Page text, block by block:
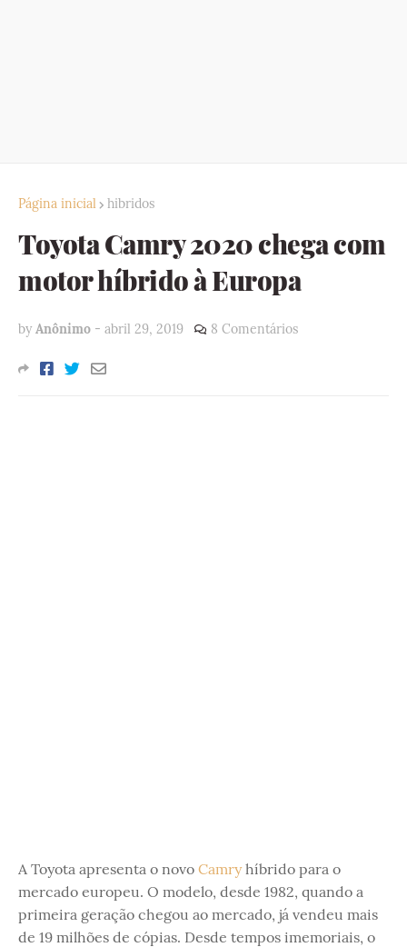
Página inicial hibridos
Toyota Camry 2020 chega com
motor híbrido à Europa
by Anônimo - abril 29, 2019 8 Comentários
A Toyota apresenta o novo Camryhíbrido para o
mercado europeu. O modelo, desde 1982, quando a
primeira geração chegou ao mercado, já vendeu mais
de 19 milhões de cópias. Desde tempos imemoriais, o